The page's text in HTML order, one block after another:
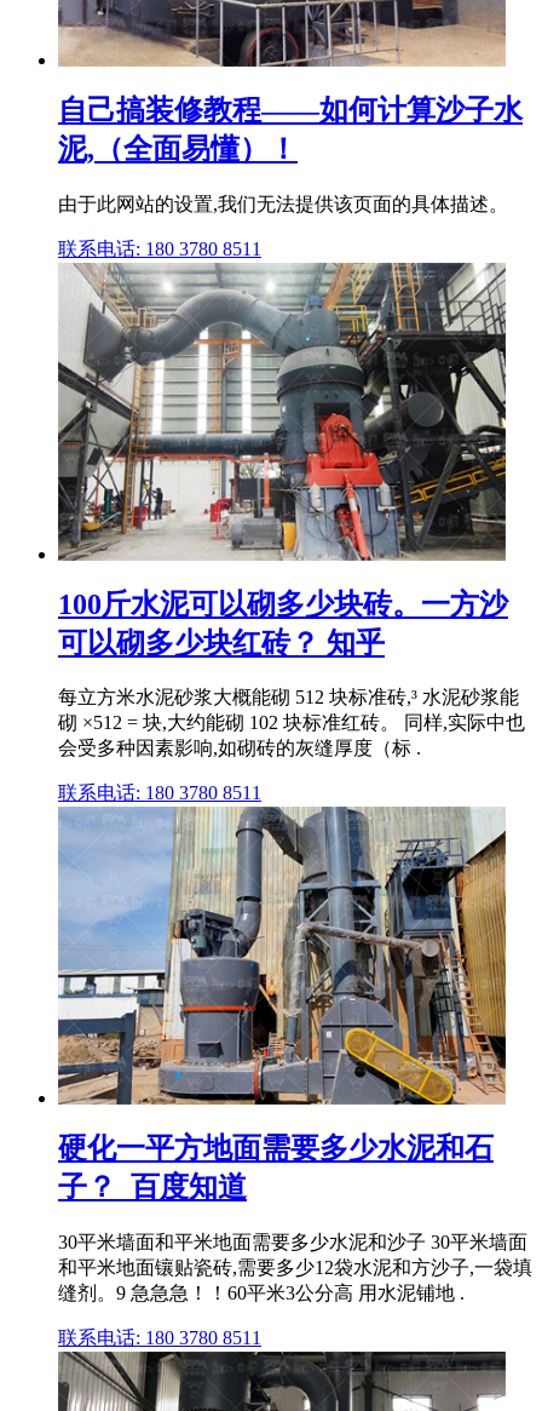
自己搞装修教程——如何计算沙子水
泥,（全面易懂）！
由于此网站的设置,我们无法提供该页面的具体描述。
联系电话: 180 3780 8511
100斤水泥可以砌多少块砖。一方沙
可以砌多少块红砖？ 知乎
每立方米水泥砂浆大概能砌 512 块标准砖,³ 水泥砂浆能
砌 ×512 = 块,大约能砌 102 块标准红砖。 同样,实际中也
会受多种因素影响,如砌砖的灰缝厚度（标 .
联系电话: 180 3780 8511
硬化一平方地面需要多少水泥和石
子？_百度知道
30平米墙面和平米地面需要多少水泥和沙子 30平米墙面
和平米地面镶贴瓷砖,需要多少12袋水泥和方沙子,一袋填
缝剂。9 急急急！！60平米3公分高 用水泥铺地 .
联系电话: 180 3780 8511